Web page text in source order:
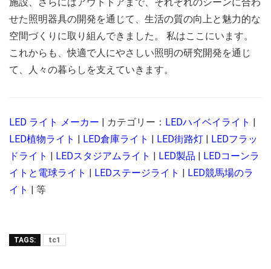
施設、さらにはアウトドアまで、それぞれのシーンに合わ
せた照明器具の開発を通じて、生活の質の向上と魅力的な
空間づくりに取り組んできました。 私はここにいます。
これからも、快適で人にやさしい照明の研究開発を通じ
て、人々の暮らしを支えていきます。
LED ライト メーカー | カテゴリー： LEDハイベイライト |
LED植物ライト | LED倉庫ライト | LED街路灯 | LEDフラッ
ドライト | LEDスタジアムライト | LED製品 | LEDコーンラ
イトと電球ライト | LEDステージライト | LED競馬場のラ
イト | 等
TAGS: tc1